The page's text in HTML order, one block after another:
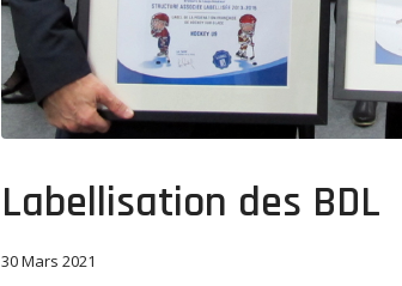
Labellisation des BDL
30 Mars 2021